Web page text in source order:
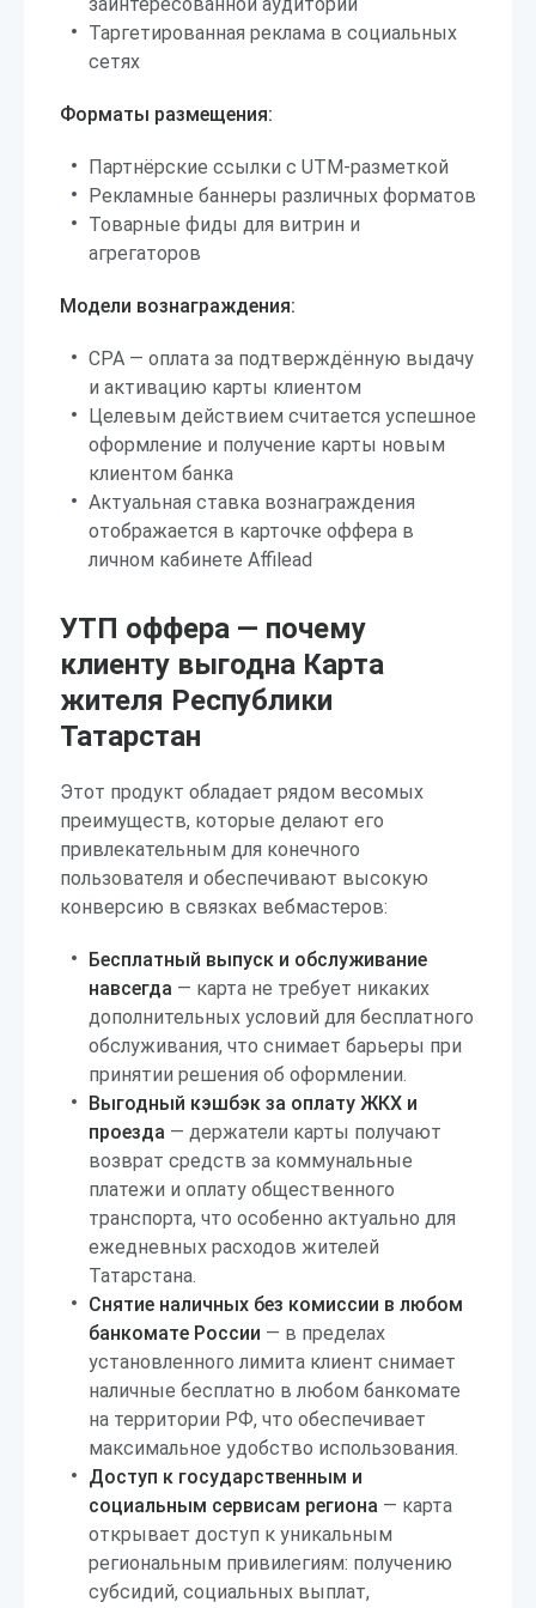
Таргетированная реклама в социальных
сетях
Форматы размещения:
Партнёрские ссылки с UTM-разметкой
Рекламные баннеры различных форматов
Товарные фиды для витрин и
агрегаторов
Модели вознаграждения:
CPA — оплата за подтверждённую выдачу
и активацию карты клиентом
Целевым действием считается успешное
оформление и получение карты новым
клиентом банка
Актуальная ставка вознаграждения
отображается в карточке оффера в
личном кабинете Affilead
УТП оффера — почему
клиенту выгодна Карта
жителя Республики
Татарстан
Этот продукт обладает рядом весомых
преимуществ, которые делают его
привлекательным для конечного
пользователя и обеспечивают высокую
конверсию в связках вебмастеров:
Бесплатный выпуск и обслуживание
навсегда — карта не требует никаких
дополнительных условий для бесплатного
обслуживания, что снимает барьеры при
принятии решения об оформлении.
Выгодный кэшбэк за оплату ЖКХ и
проезда — держатели карты получают
возврат средств за коммунальные
платежи и оплату общественного
транспорта, что особенно актуально для
ежедневных расходов жителей
Татарстана.
Снятие наличных без комиссии в любом
банкомате России — в пределах
установленного лимита клиент снимает
наличные бесплатно в любом банкомате
на территории РФ, что обеспечивает
максимальное удобство использования.
Доступ к государственным и
социальным сервисам региона — карта
открывает доступ к уникальным
региональным привилегиям: получению
субсидий, социальных выплат,